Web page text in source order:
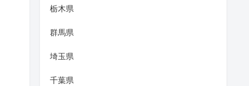
栃木県
群馬県
埼玉県
千葉県